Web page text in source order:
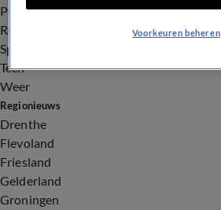
Politiek
Royalty
Sport
Tech
Weer
Regionieuws
Drenthe
Flevoland
Friesland
Gelderland
Groningen
Voorkeuren beheren